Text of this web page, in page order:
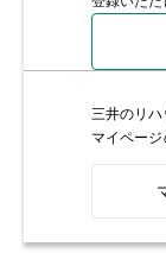
三井のリ
マイペー